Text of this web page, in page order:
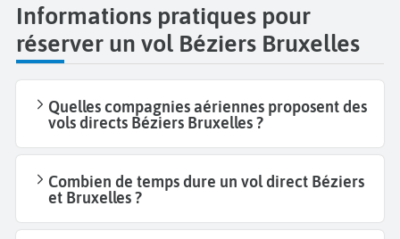
Informations pratiques pour
réserver un vol Béziers Bruxelles
Quelles compagnies aériennes proposent des
vols directs Béziers Bruxelles ?
Combien de temps dure un vol direct Béziers
et Bruxelles ?